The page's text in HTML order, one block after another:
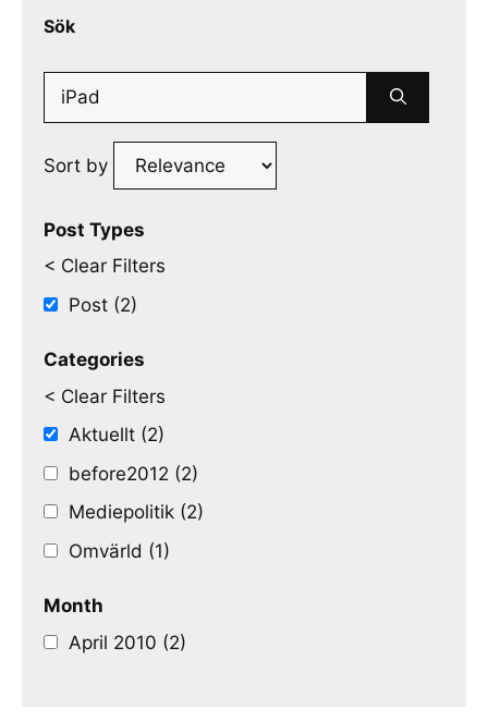
Sök
Search
Sort by
Post Types
< Clear Filters
Post (2)
Categories
< Clear Filters
Aktuellt (2)
before2012 (2)
Mediepolitik (2)
Omvärld (1)
Month
April 2010 (2)